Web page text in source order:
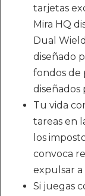
tarjetas
Mira HQ
Dual
diseñado
fondos de
diseñados
Tu vida
tareas en
los
convoca
expulsar a
Si juegas